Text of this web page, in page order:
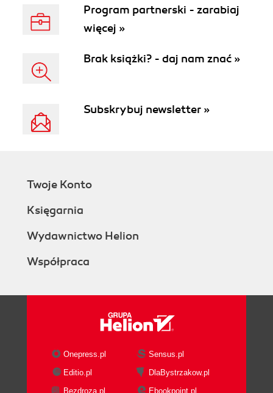
Program partnerski - zarabiaj
więcej »
Brak książki? - daj nam znać »
Subskrybuj newsletter »
Twoje Konto
Księgarnia
Wydawnictwo Helion
Współpraca
Onepress.pl
Sensus.pl
Editio.pl
DlaBystrzakow.pl
Bezdroza.pl
Ebookpoint.pl